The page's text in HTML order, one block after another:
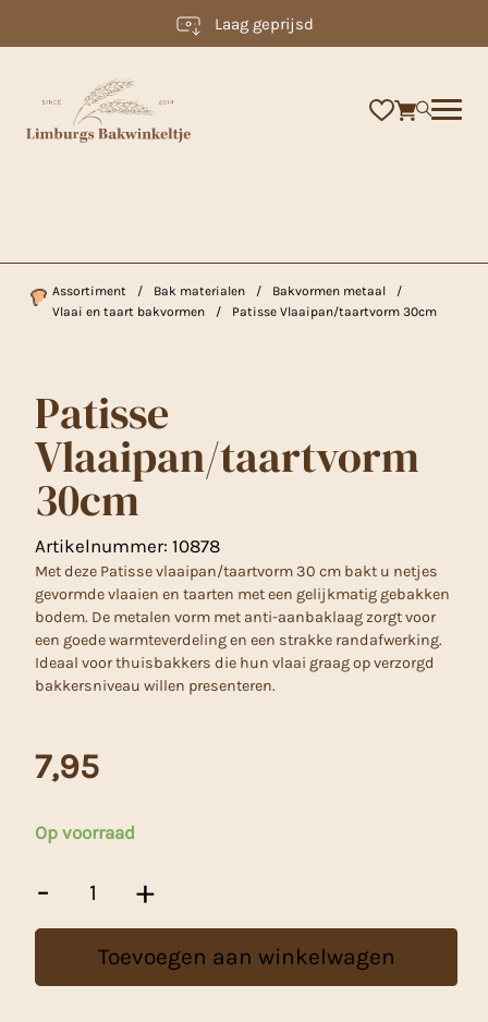
Laag geprijsd
Assortiment / Bak materialen / Bakvormen metaal
/
Vlaai en taart bakvormen
/ Patisse Vlaaipan/taartvorm 30cm
Patisse
Vlaaipan/taartvorm
30cm
Artikelnummer: 10878
Met deze Patisse vlaaipan/taartvorm 30 cm bakt u netjes
gevormde vlaaien en taarten met een gelijkmatig gebakken
bodem. De metalen vorm met anti-aanbaklaag zorgt voor
een goede warmteverdeling en een strakke randafwerking.
Ideaal voor thuisbakkers die hun vlaai graag op verzorgd
bakkersniveau willen presenteren.
7,95
Op voorraad
-
Vlaaipan/taartvorm
aantal
+
Toevoegen aan winkelwagen